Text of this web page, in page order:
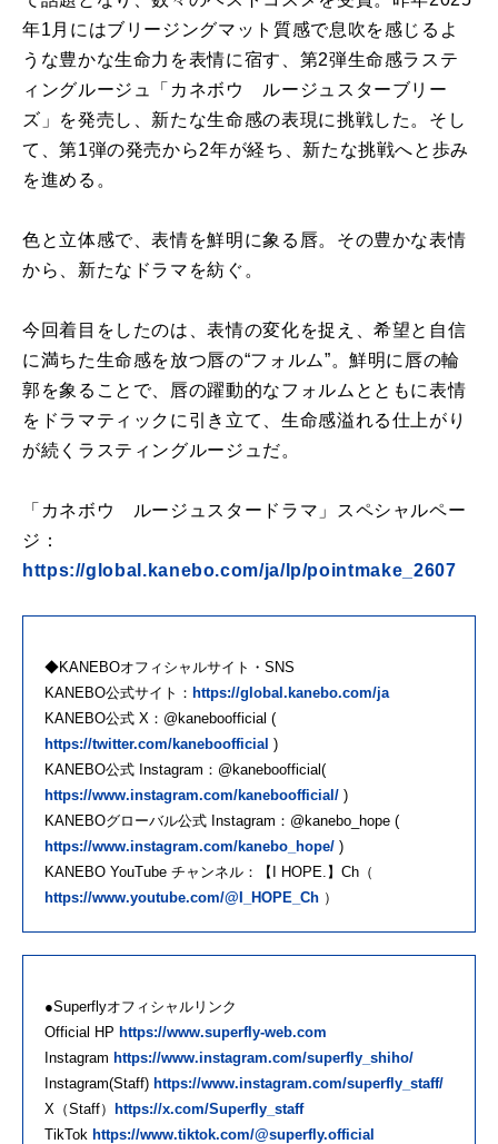
年1月にはブリージングマット質感で息吹を感じるよ
うな豊かな生命力を表情に宿す、第2弾生命感ラステ
ィングルージュ「カネボウ ルージュスターブリー
ズ」を発売し、新たな生命感の表現に挑戦した。そし
て、第1弾の発売から2年が経ち、新たな挑戦へと歩み
を進める。
色と立体感で、表情を鮮明に象る唇。その豊かな表情
から、新たなドラマを紡ぐ。
今回着目をしたのは、表情の変化を捉え、希望と自信
に満ちた生命感を放つ唇の“フォルム”。鮮明に唇の輪
郭を象ることで、唇の躍動的なフォルムとともに表情
をドラマティックに引き立て、生命感溢れる仕上がり
が続くラスティングルージュだ。
「カネボウ ルージュスタードラマ」スペシャルペー
ジ：
https://global.kanebo.com/ja/lp/pointmake_2607
◆KANEBOオフィシャルサイト・SNS
KANEBO公式サイト： https://global.kanebo.com/ja
KANEBO公式 X：@kaneboofficial (
https://twitter.com/kaneboofficial )
KANEBO公式 Instagram：@kaneboofficial(
https://www.instagram.com/kaneboofficial/ )
KANEBOグローバル公式 Instagram：@kanebo_hope (
https://www.instagram.com/kanebo_hope/ )
KANEBO YouTube チャンネル：【I HOPE.】Ch（
https://www.youtube.com/@I_HOPE_Ch ）
●Superflyオフィシャルリンク
Official HP https://www.superfly-web.com
Instagram https://www.instagram.com/superfly_shiho/
Instagram(Staff) https://www.instagram.com/superfly_staff/
X（Staff）
https://x.com/Superfly_staff
TikTok https://www.tiktok.com/@superfly.official